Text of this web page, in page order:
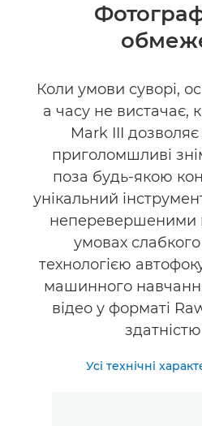
Технічні характеристики
Галерея
Підтримка
Коли умови суворі,
а часу не вистачає,
Mark III
приголомшливі
поза будь-якою
унікальний
неперевершеними
умовах слабкого
технологією
машинного
відео у форматі
Усі технічні